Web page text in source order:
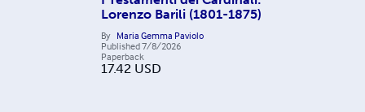
Lorenzo Barili (1801-1875)
By Maria Gemma Paviolo
Published7/8/2026
Paperback
17.42 USD